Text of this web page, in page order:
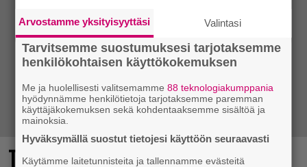
The Legend of Zelda -elokuvan
Arvostamme yksityisyyttäsi Valintasi
Tarvitsemme suostumuksesi tarjotaksemme
henkilökohtaisen käyttökokemuksen
Me ja huolellisesti valitsemamme88 teknologiakumppania
hyödynnämme henkilötietoja tarjotaksemme paremman
käyttäjäkokemuksen sekä kohdentaaksemme sisältöä ja
mainoksia.
Hyväksymällä suostut tietojesi käyttöön seuraavasti
Käytämme laitetunnisteita ja tallennamme evästeitä